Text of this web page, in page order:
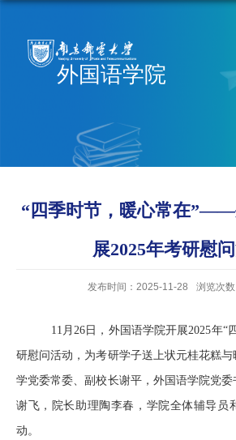
外国语学院
“四季时节，暖心常在
展2025年考研慰
发布时间：2025-11-28 浏览次数
11 月 26日，外国语学院开展2025年“
研慰问活动，为考研学子送上状元桂花糕
学党委常委、副校长谢平，外国语学院党
谢飞，院长助理陶李春，学院全体辅导员
动。